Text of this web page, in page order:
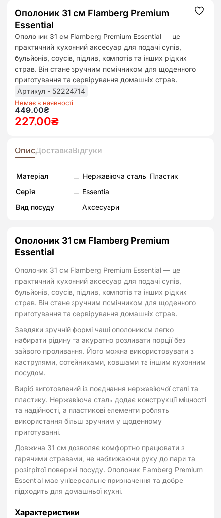
Ополоник 31 см Flamberg Premium
Essential
Ополоник 31 см Flamberg Premium Essential — це
практичний кухонний аксесуар для подачі супів,
бульйонів, соусів, підлив, компотів та інших рідких
страв. Він стане зручним помічником для щоденного
приготування та сервірування домашніх страв.
Артикул - 52224714
Немає в наявності
449.00₴
Оригінальна
ціна:
227.00₴
Поточна
ціна:
ОписДоставкаВідгуки
Матеріал
Нержавіюча сталь, Пластик
Серія
Essential
Вид посуду
Аксесуари
Ополоник 31 см Flamberg Premium
Essential
Ополоник 31 см Flamberg Premium Essential — це
практичний кухонний аксесуар для подачі супів,
бульйонів, соусів, підлив, компотів та інших рідких
страв. Він стане зручним помічником для щоденного
приготування та сервірування домашніх страв.
Завдяки зручній формі чаші ополоником легко
набирати рідину та акуратно розливати порції без
зайвого проливання. Його можна використовувати з
каструлями, сотейниками, ковшами та іншим кухонним
посудом.
Виріб виготовлений із поєднання нержавіючої сталі та
пластику. Нержавіюча сталь додає конструкції міцності
та надійності, а пластикові елементи роблять
використання більш зручним у щоденному
приготуванні.
Довжина 31 см дозволяє комфортно працювати з
гарячими стравами, не наближаючи руку до пари та
розігрітої поверхні посуду. Ополоник Flamberg Premium
Essential має універсальне призначення та добре
підходить для домашньої кухні.
Характеристики